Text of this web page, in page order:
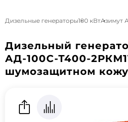
Дизельные генераторы100 кВтАзимут
Дизельный
АД-100С-Т400-
шумозащитном